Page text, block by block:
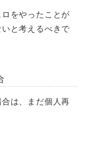
をやったことが
と考えるべきで
は、まだ個人再